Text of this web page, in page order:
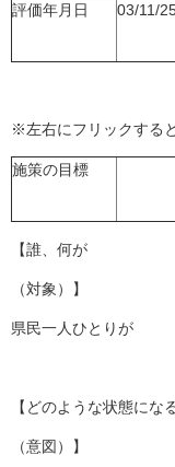
評価年月日 03/11/
※左右にフリックする
施策の目標
【誰、何が
（対象）】
県民一人ひとりが
【どのような状態にな
（意図）】